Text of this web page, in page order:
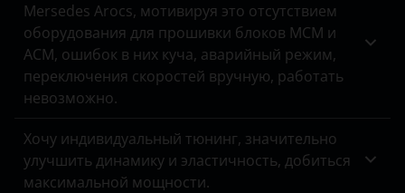
Mersedes Arocs, мотивируя это отсутствием
оборудования для прошивки блоков MCM и
ACM, ошибок в них куча, аварийный режим,
переключения скоростей вручную, работать
невозможно.
Хочу индивидуальный тюнинг, значительно
улучшить динамику и эластичность, добиться
максимальной мощности.